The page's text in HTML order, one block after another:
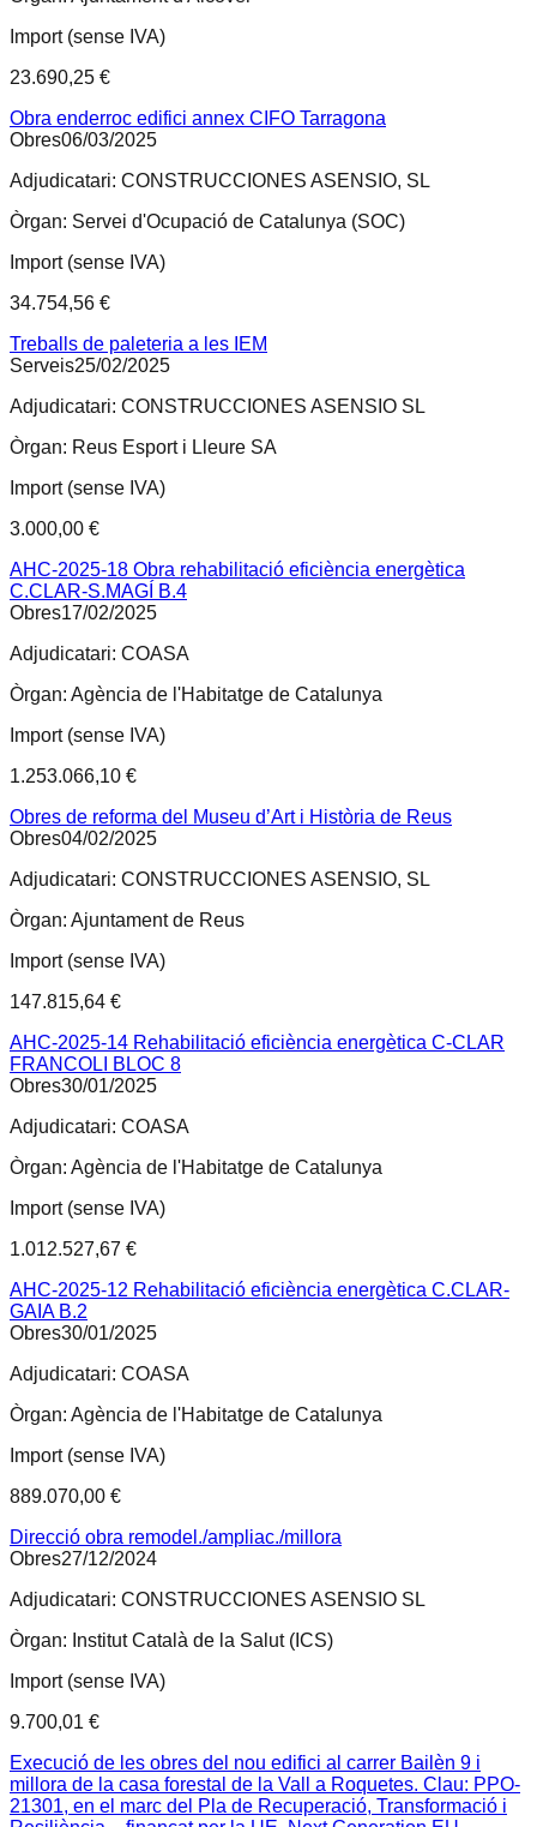
Import (sense IVA)
23.690,25 €
Obra enderroc edifici annex CIFO Tarragona
Obres06/03/2025
Adjudicatari: CONSTRUCCIONES ASENSIO, SL
Òrgan: Servei d'Ocupació de Catalunya (SOC)
Import (sense IVA)
34.754,56 €
Treballs de paleteria a les IEM
Serveis25/02/2025
Adjudicatari: CONSTRUCCIONES ASENSIO SL
Òrgan: Reus Esport i Lleure SA
Import (sense IVA)
3.000,00 €
AHC-2025-18 Obra rehabilitació eficiència energètica
C.CLAR-S.MAGÍ B.4
Obres17/02/2025
Adjudicatari: COASA
Òrgan: Agència de l'Habitatge de Catalunya
Import (sense IVA)
1.253.066,10 €
Obres de reforma del Museu d’Art i Història de Reus
Obres04/02/2025
Adjudicatari: CONSTRUCCIONES ASENSIO, SL
Òrgan: Ajuntament de Reus
Import (sense IVA)
147.815,64 €
AHC-2025-14 Rehabilitació eficiència energètica C-CLAR
FRANCOLI BLOC 8
Obres30/01/2025
Adjudicatari: COASA
Òrgan: Agència de l'Habitatge de Catalunya
Import (sense IVA)
1.012.527,67 €
AHC-2025-12 Rehabilitació eficiència energètica C.CLAR-
GAIA B.2
Obres30/01/2025
Adjudicatari: COASA
Òrgan: Agència de l'Habitatge de Catalunya
Import (sense IVA)
889.070,00 €
Direcció obra remodel./ampliac./millora
Obres27/12/2024
Adjudicatari: CONSTRUCCIONES ASENSIO SL
Òrgan: Institut Català de la Salut (ICS)
Import (sense IVA)
9.700,01 €
Execució de les obres del nou edifici al carrer Bailèn 9 i
millora de la casa forestal de la Vall a Roquetes. Clau: PPO-
21301, en el marc del Pla de Recuperació, Transformació i